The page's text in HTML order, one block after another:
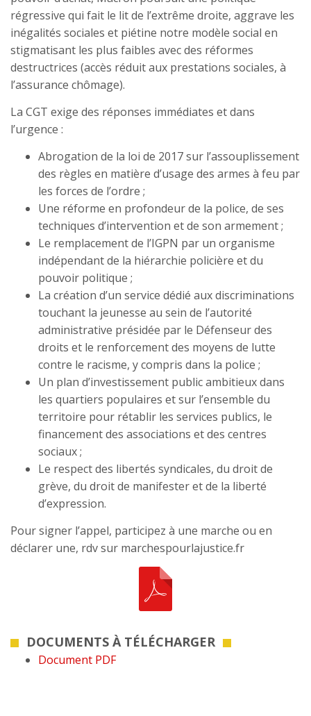
régressive qui fait le lit de l’extrême droite, aggrave les
inégalités sociales et piétine notre modèle social en
stigmatisant les plus faibles avec des réformes
destructrices (accès réduit aux prestations sociales, à
l’assurance chômage).
La CGT exige des réponses immédiates et dans
l’urgence :
Abrogation de la loi de 2017 sur l’assouplissement
des règles en matière d’usage des armes à feu par
les forces de l’ordre ;
Une réforme en profondeur de la police, de ses
techniques d’intervention et de son armement ;
Le remplacement de l’IGPN par un organisme
indépendant de la hiérarchie policière et du
pouvoir politique ;
La création d’un service dédié aux discriminations
touchant la jeunesse au sein de l’autorité
administrative présidée par le Défenseur des
droits et le renforcement des moyens de lutte
contre le racisme, y compris dans la police ;
Un plan d’investissement public ambitieux dans
les quartiers populaires et sur l’ensemble du
territoire pour rétablir les services publics, le
financement des associations et des centres
sociaux ;
Le respect des libertés syndicales, du droit de
grève, du droit de manifester et de la liberté
d’expression.
Pour signer l’appel, participez à une marche ou en
déclarer une, rdv sur marchespourlajustice.fr
DOCUMENTS À TÉLÉCHARGER
Document PDF